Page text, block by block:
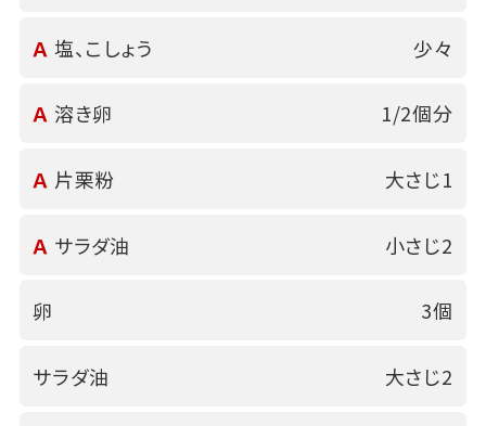
Ａ 塩、こしょう 少々
Ａ 溶き卵 1/2個分
Ａ 片栗粉 大さじ1
Ａ サラダ油 小さじ2
卵 3個
サラダ油 大さじ2